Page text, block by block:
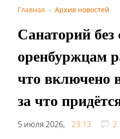
Главная Архив новостей
Санаторий
оренбуржцам
что включено
за что
5 июля 2026, 23:13
2